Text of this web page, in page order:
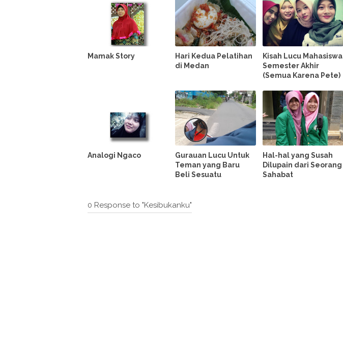
Mamak Story
Hari Kedua Pelatihan
di Medan
Kisah Lucu Mahasiswa
Semester Akhir
(Semua Karena Pete)
Analogi Ngaco
Gurauan Lucu Untuk
Teman yang Baru
Beli Sesuatu
Hal-hal yang Susah
Dilupain dari Seorang
Sahabat
0 Response to "Kesibukanku"